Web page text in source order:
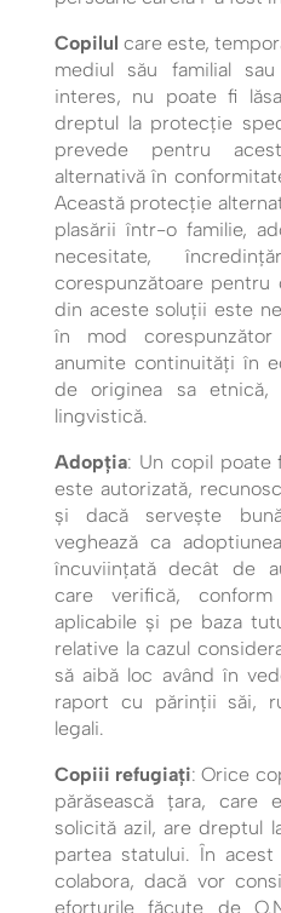
Copilul care este,
mediul său familial
interes, nu poate fi
dreptul la protecție
prevede pentru
alternativă în
Această protecţie
plasării într-o familie,
necesitate,
corespunzătoare pentru
din aceste soluţii este
în mod
anumite continuități în
de originea sa etnică,
lingvistică.
Adopția: Un copil poate
este autorizată,
și dacă servește
veghează ca
încuviinţată decât de
care verifică,
aplicabile şi pe baza
relative la cazul
să aibă loc având în
raport cu părinţii săi,
legali.
Copiii refugiați: Orice
părăsească țara, care
solicită azil, are dreptul
partea statului. În
colabora, dacă vor
eforturile făcute de